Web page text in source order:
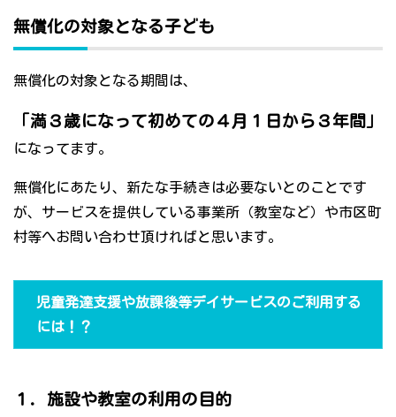
無償化の対象となる子ども
無償化の対象となる期間は、
「満３歳になって初めての４月１日から３年間」
になってます。
無償化にあたり、新たな手続きは必要ないとのことです
が、サービスを提供している事業所（教室など）や市区町
村等へお問い合わせ頂ければと思います。
児童発達支援や放課後等デイサービスのご利用する
には！？
１．施設や教室の利用の目的